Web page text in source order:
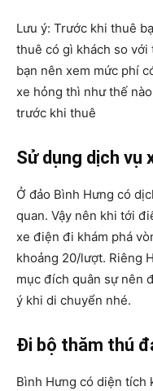
Lưu ý: Trước khi thuê
thuê có gì khách so
bạn nên xem mức phí
xe hỏng thì như thế
trước khi thuê
Sử dụng dịch vụ
Ở đảo Bình Hưng có
quan. Vậy nên khi tới
xe điện đi khám phá
khoảng 20/lượt. Riêng
mục đích quân sự nên
ý khi di chuyển nhé.
Đi bộ thăm thú
Bình Hưng có diện tích